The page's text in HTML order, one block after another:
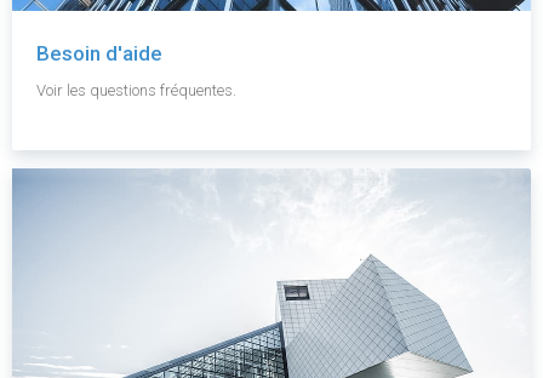
Besoin d'aide
Voir les questions fréquentes.